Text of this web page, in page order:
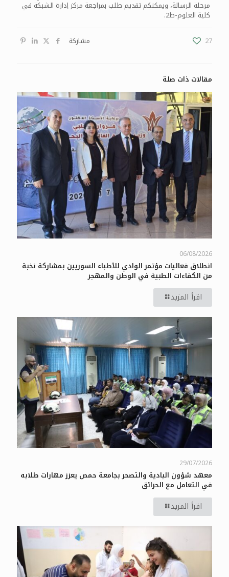
مرحلة الرسالة، ويمكنكم تقديم طلب بمراجعة مركز إدارة الشبكة في
كلية العلوم-ط2.
مشاركة
27
مقالات ذات صلة
06/08/2026
انطلاق فعاليات مؤتمر الوادي للأطباء السوريين بمشاركة نخبة
من الكفاءات الطبية في الوطن والمهجر
اقرأ المزيد
29/07/2026
معهد شؤون البادية والتصحر بجامعة حمص يعزز مهارات طلابه
في التعامل مع الحرائق
اقرأ المزيد